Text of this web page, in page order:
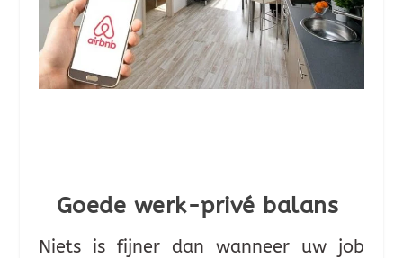
Goede werk-privé balans
Niets is fijner dan wanneer uw job